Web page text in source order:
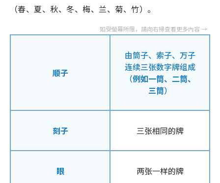
（春、夏、秋、冬、梅、兰、菊、竹）。
顺子
由筒子、索子、万子
连续三张数字牌组成
（例如一筒、二筒、
三筒）
刻子 三张相同的牌
眼 两张一样的牌